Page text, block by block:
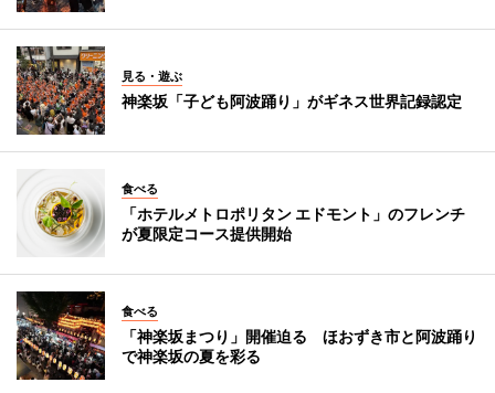
見る・遊ぶ
神楽坂「子ども阿波踊り」がギネス世界記録認定
食べる
「ホテルメトロポリタン エドモント」のフレンチ
が夏限定コース提供開始
食べる
「神楽坂まつり」開催迫る ほおずき市と阿波踊り
で神楽坂の夏を彩る